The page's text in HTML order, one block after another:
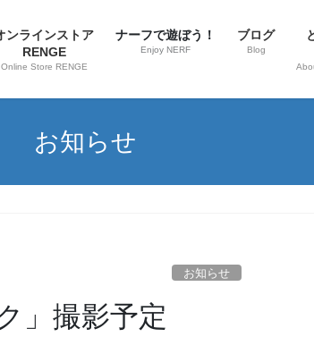
ンラインストア
RENGE
Online Store RENGE
ナーフで遊ぼう！
Enjoy NERF
ブログ
Blog
お知らせ
お知らせ
」撮影予定